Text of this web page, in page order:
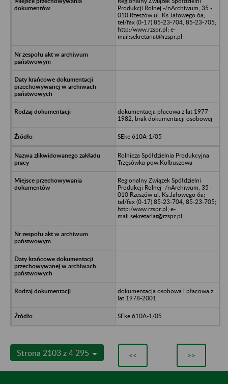
Produkcji Rolnej -/nArchiwum, 35 -
010 Rzeszów ul. Ks.Jałowego 6a;
tel/fax (0-17) 85-23-704, 85-23-705;
http:/www.rzspr.pl; e-
mail:sekretariat@rzspr.pl
dokumentacja płacowa z lat 1977-
1982, brak dokumentacji osobowej
SEke 610A-1/05
Rolnicza Spółdzielnia Produkcyjna
Trzęsówka pow.Kolbuszowa
Regionalny Związek Spółdzielni
Produkcji Rolnej -/nArchiwum, 35 -
010 Rzeszów ul. Ks.Jałowego 6a;
tel/fax (0-17) 85-23-704, 85-23-705;
http:/www.rzspr.pl; e-
mail:sekretariat@rzspr.pl
dokumentacja osobowa i płacowa z
lat 1978-2001
SEke 610A-1/05
Strona 2103 z 4 295 << >>